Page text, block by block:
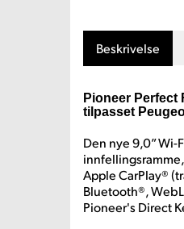
Beskrivelse
Pioneer
tilpasset
Den nye 9,0” Wi-
Apple CarPlay®
Bluetooth®,
Pioneer's Direct